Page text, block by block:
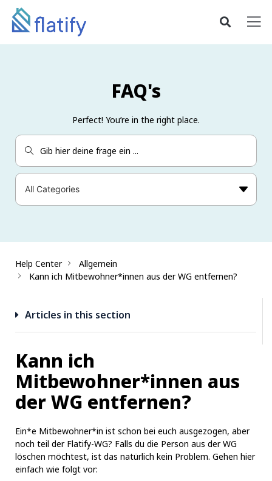
FAQ's
Perfect! You’re in the right place.
Help Center
Allgemein
Kann ich Mitbewohner*innen aus der WG entfernen?
Articles in this section
Kann ich
Mitbewohner*innen aus
der WG entfernen?
Ein*e Mitbewohner*in ist schon bei euch ausgezogen, aber
noch teil der Flatify-WG? Falls du die Person aus der WG
löschen möchtest, ist das natürlich kein Problem. Gehen hier
einfach wie folgt vor: